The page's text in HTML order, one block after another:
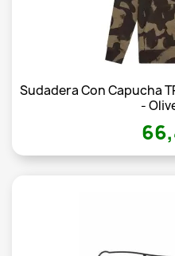
Sudadera Con Capucha
-